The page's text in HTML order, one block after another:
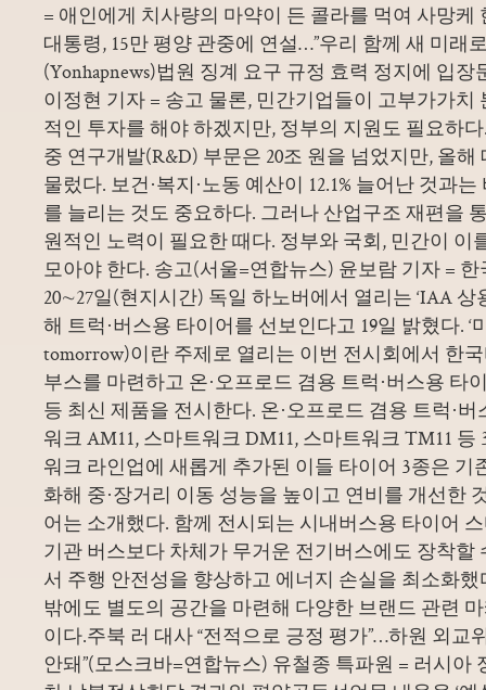
= 애인에게 치사량의 마약이 든 콜라를 먹여 사망케
대통령, 15만 평양 관중에 연설…”우리 함께 새 미래
(Yonhapnews)법원 징계 요구 규정 효력 정지에 입
이정현 기자 = 송고 물론, 민간기업들이 고부가가치
적인 투자를 해야 하겠지만, 정부의 지원도 필요하
중 연구개발(R&D) 부문은 20조 원을 넘었지만, 올해
물렀다. 보건·복지·노동 예산이 12.1% 늘어난 것과
를 늘리는 것도 중요하다. 그러나 산업구조 재편을
원적인 노력이 필요한 때다. 정부와 국회, 민간이 이
모아야 한다. 송고(서울=연합뉴스) 윤보람 기자 = 한
20∼27일(현지시간) 독일 하노버에서 열리는 ‘IAA 상
해 트럭·버스용 타이어를 선보인다고 19일 밝혔다.
tomorrow)이란 주제로 열리는 이번 전시회에서 한
부스를 마련하고 온·오프로드 겸용 트럭·버스용 타
등 최신 제품을 전시한다. 온·오프로드 겸용 트럭·
워크 AM11, 스마트워크 DM11, 스마트워크 TM11
워크 라인업에 새롭게 추가된 이들 타이어 3종은 기
화해 중·장거리 이동 성능을 높이고 연비를 개선한
어는 소개했다. 함께 전시되는 시내버스용 타이어
기관 버스보다 차체가 무거운 전기버스에도 장착할
서 주행 안전성을 향상하고 에너지 손실을 최소화
밖에도 별도의 공간을 마련해 다양한 브랜드 관련
이다.주북 러 대사 “전적으로 긍정 평가”…하원 외교
안돼”(모스크바=연합뉴스) 유철종 특파원 = 러시아